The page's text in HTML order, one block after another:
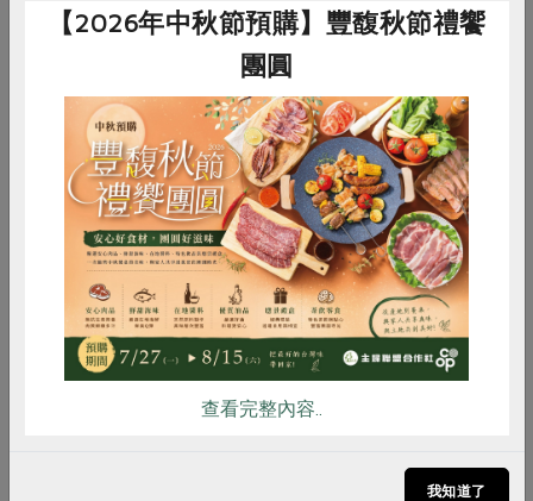
相較於烏賊、墨魚、花枝等頭足目海鮮，透抽的生命週期
較短、產卵量極大，族群數量可較快速恢復，在《台灣海
惜食 RPET 食譜 減硝酸鹽
雞蛋 食安 共同購買
【2026年中秋節預購】豐馥秋節禮饗
團圓
查看完整內容..
我知道了